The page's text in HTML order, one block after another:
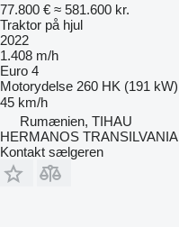
77.800 € ≈ 581.600 kr.
Traktor på hjul
2022
1.408 m/h
Euro 4
Motorydelse 260 HK (191 kW)
45 km/h
Rumænien, TIHAU
HERMANOS TRANSILVANIA
Kontakt sælgeren